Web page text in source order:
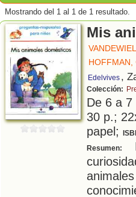
Mostrando del 1 al 1 de 1 resultado.
Mis
HOFFMAN,
Edelvives ,
Colección:
De 6 a
30 p.;
papel;
Resumen: